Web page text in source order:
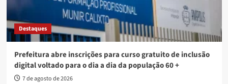
Destaques
Prefeitura abre inscrições para curso gratuito de inclusão
digital voltado para o dia a dia da população 60 +
7 de agosto de 2026